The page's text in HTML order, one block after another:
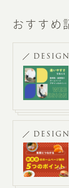
おすすめ
DESIGN
DESIGN